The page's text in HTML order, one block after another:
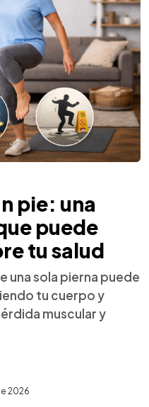
pie: una
puede
tu salud
una sola pierna puede
tu cuerpo y
muscular y
2026